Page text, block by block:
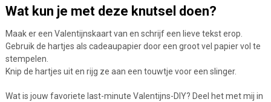
Wat kun je met deze knutsel doen?
Maak er een Valentijnskaart van en schrijf een lieve tekst erop.
Gebruik de hartjes als cadeaupapier door een groot vel papier vol te
stempelen.
Knip de hartjes uit en rijg ze aan een touwtje voor een slinger.
Wat is jouw favoriete last-minute Valentijns-DIY? Deel het met mij in